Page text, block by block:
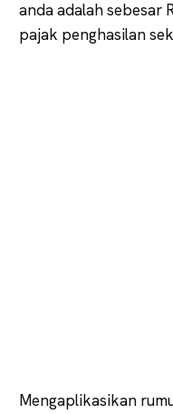
anda adalah sebesar
pajak penghasilan
Mengaplikasikan